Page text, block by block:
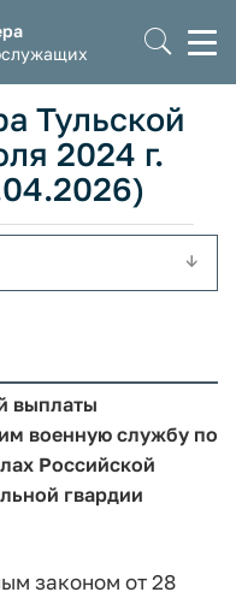
Тульской
2024 г.
выплаты
военную службу по
Российской
гвардии
законом от 28